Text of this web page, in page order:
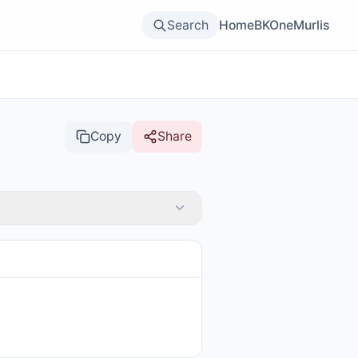
Search HomeBKOneMurlis
Copy Share